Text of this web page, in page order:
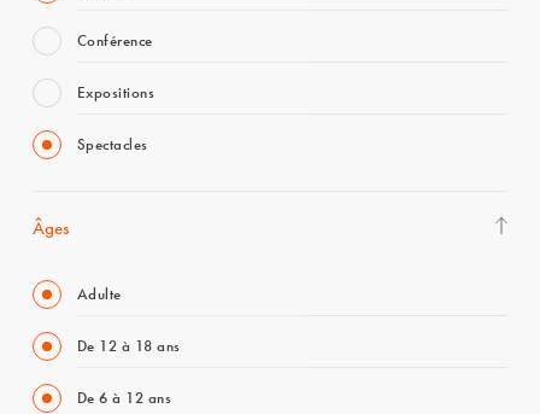
Conférence
Expositions
Spectacles
Âges
Adulte
De 12 à 18 ans
De 6 à 12 ans